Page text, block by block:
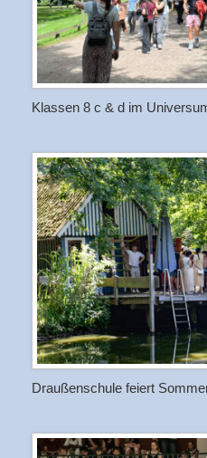
Klassen 8 c & d im
Draußenschule feiert